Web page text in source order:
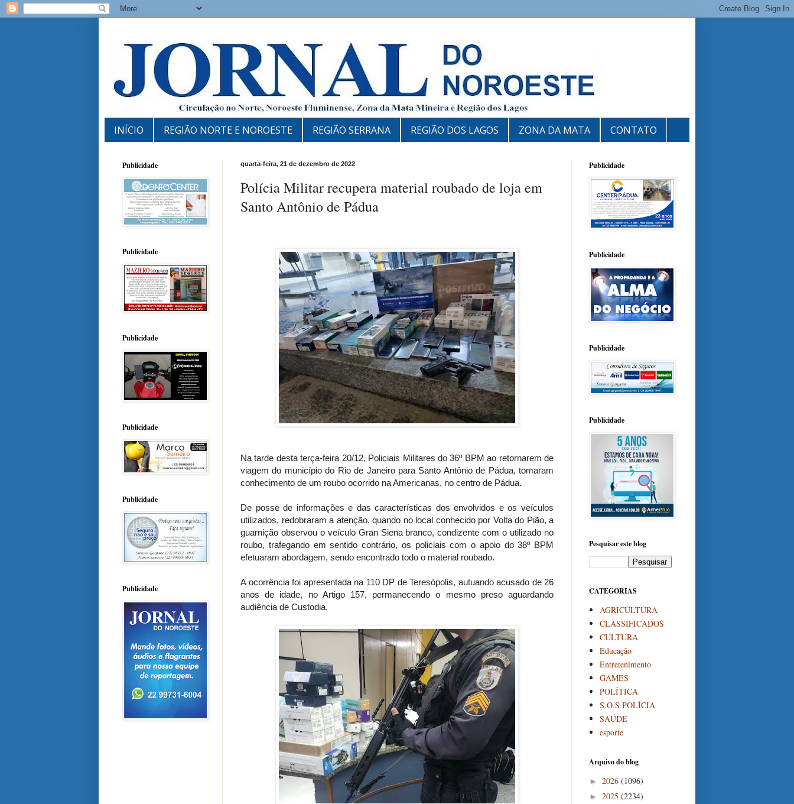
INÍCIO REGIÃO NORTE E NOROESTE REGIÃO SERRANA REGIÃO DOS LAGOS ZONA DA MATA CONTATO
quarta-feira, 21 de dezembro de 2022
Polícia Militar recupera material roubado de loja em
Santo Antônio de Pádua
Na tarde desta terça-feira 20/12, Policiais Militares do 36º BPM ao retornarem de
viagem do município do Rio de Janeiro para Santo Antônio de Pádua, tomaram
conhecimento de um roubo ocorrido na Americanas, no centro de Pádua.
De posse de informações e das características dos envolvidos e os veículos
utilizados, redobraram a atenção, quando no local conhecido por Volta do Pião, a
guarnição observou o veículo Gran Siena branco, condizente com o utilizado no
roubo, trafegando em sentido contrário, os policiais com o apoio do 38º BPM
efetuaram abordagem, sendo encontrado todo o material roubado.
A ocorrência foi apresentada na 110 DP de Teresópolis, autuando acusado de 26
anos de idade, no Artigo 157, permanecendo o mesmo preso aguardando
audiência de Custodia.
Publicidade
Publicidade
Publicidade
Publicidade
Publicidade
Publicidade
Publicidade
Publicidade
Publicidade
Publicidade
Pesquisar este blog
CATEGORIAS
AGRICULTURA
CLASSIFICADOS
CULTURA
Educação
Entretenimento
GAMES
POLÍTICA
S.O.S POLÍCIA
SAÚDE
esporte
Arquivo do blog
► 2026 (1096)
► 2025 (2234)